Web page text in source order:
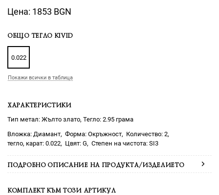
Цена: 1853 BGN
ОБЩО ТЕГЛО KIVID
0.022
Покажи всички в таблица
ХАРАКТЕРИСТИКИ
Тип метал: Жълто злато, Тегло: 2.95 грама
Диамант
Окръжност
2
0.022
G SI3
ПОДРОБНО ОПИСАНИЕ НА ПРОДУКТА/ИЗДЕЛИЕТО
КОМПЛЕКТ КЪМ ТОЗИ АРТИКУЛ